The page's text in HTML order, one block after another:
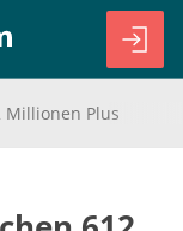
Millionen Plus